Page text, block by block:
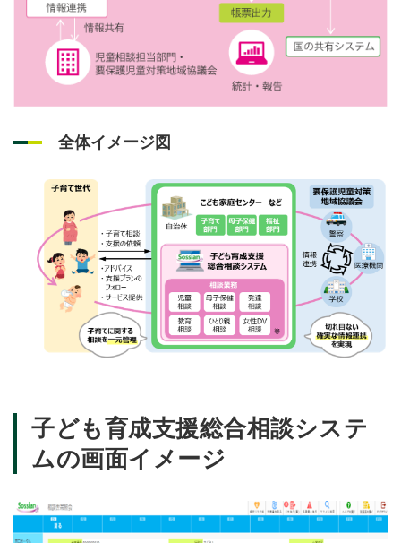
全体イメージ図
子ども育成支援総合相談システ
ムの画面イメージ